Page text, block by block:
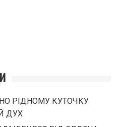
РІДНОМУ КУТОЧКУ
ДУХ